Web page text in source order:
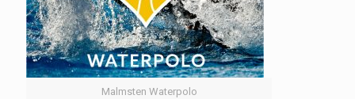
Malmsten Waterpolo